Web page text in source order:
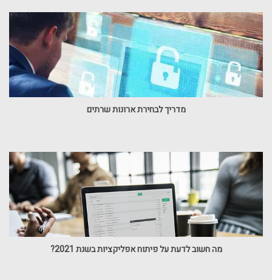
מדריך לבחירת ארונות שרתים
מה חשוב לדעת על פיתוח אפליקציות בשנת 2021?